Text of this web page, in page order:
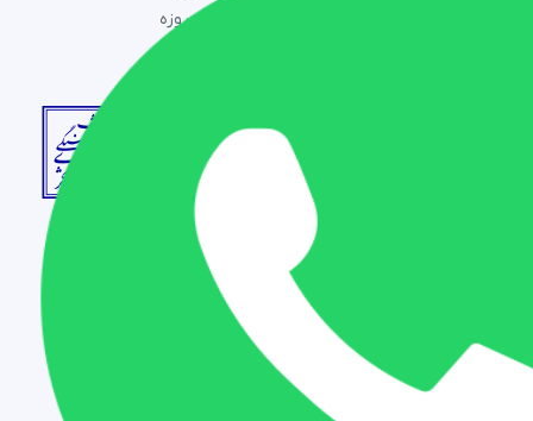
تور چند روزه